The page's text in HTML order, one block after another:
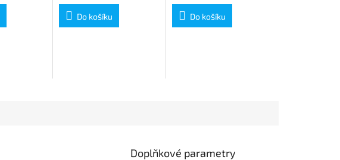
Do košíku Do košíku
Doplňkové parametry